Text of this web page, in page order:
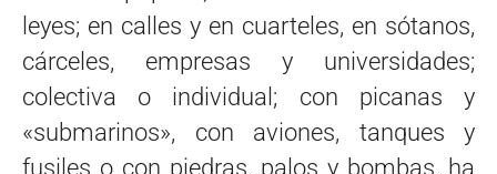
leyes; en calles y en cuarteles, en sótanos,
cárceles, empresas y universidades;
colectiva o individual; con picanas y
«submarinos», con aviones, tanques y
fusiles o con piedras, palos y bombas, ha